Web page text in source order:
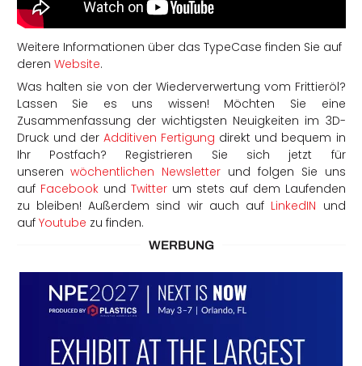
Weitere Informationen über das TypeCase finden Sie auf
deren Website.
Was halten sie von der Wiederverwertung vom Frittieröl?
Lassen Sie es uns wissen! Möchten Sie eine
Zusammenfassung der wichtigsten Neuigkeiten im 3D-
Druck und der Additiven Fertigung direkt und bequem in
Ihr Postfach? Registrieren Sie sich jetzt für
unserenwöchentlichen Newsletter und folgen Sie uns
auf Facebookund Twitterum stets auf dem Laufenden
zu bleiben! Außerdem sind wir auch auf LinkedIN und
auf Youtube zu finden.
WERBUNG